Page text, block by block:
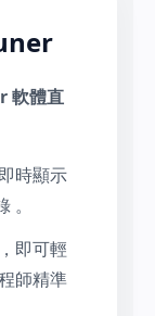
軟體直
時顯示
即可輕
師精準